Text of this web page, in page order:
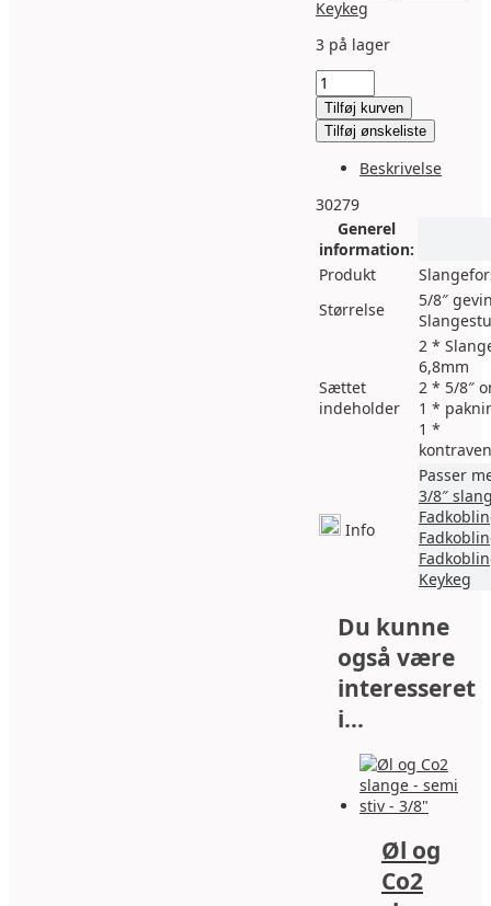
Keykeg
3 på lager
Slangeforskruning
sæt,
til
fad-
kobling
1/4"
(6,35mm)
antal
Tilføj kurven
Tilføj ønskeliste
Beskrivelse
30279
Generel
information:
Produkt
Størrelse
5/8″
Sættet
indeholder
2 *
6,8mm
2 * 5/8″
1 *
1 *
Info
Passer
3/8″
Keykeg
Du kunne
også være
interesseret
i…
Øl og
Co2